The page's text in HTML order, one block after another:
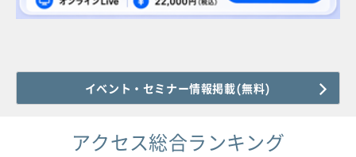
イベント・セミナー情報掲載(無料)
アクセス総合ランキング